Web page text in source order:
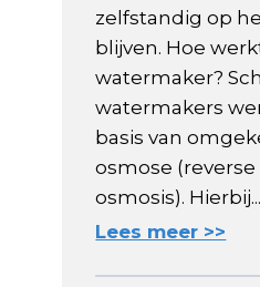
zelfstandig op
blijven. Hoe
watermaker?
watermakers
basis van
osmose (reverse
osmosis). Hierbij...
Lees meer >>